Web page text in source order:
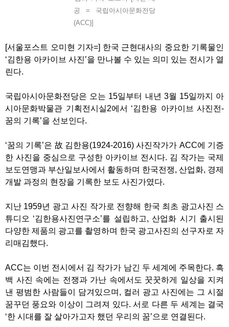
공 = 국립아시아문화전당
(ACC)]
[서울포스트 오미현 기자=] 한국 근현대사의 중요한 기록물인
‘김한용 아카이브 사진’을 만나볼 수 있는 의미 있는 전시가 열
린다.
국립아시아문화전당은 오는 15일부터 내년 3월 15일까지 아
시아문화박물관 기획전시실2에서 ‘김한용 아카이브 사진전-
꿈의 기록’을 선보인다.
‘꿈의 기록’은 故 김한용(1924-2016) 사진작가가 ACC에 기증
한 사진을 중심으로 구성한 아카이브 전시다. 김 작가는 국제
보도연맹과 부산일보사에서 활동하며 한국전쟁, 산업화, 경제
개발 과정의 현장을 기록한 보도 사진가였다.
지난 1959년 광고 사진 작가로 전향해 한국 최초 광고사진 스
튜디오 ‘김한용사진연구소’를 설립하고, 산업화 시기 출시된
다양한 제품의 광고를 촬영하며 한국 광고사진의 선구자로 자
리매김했다.
ACC는 이번 전시에서 김 작가가 남긴 두 세계에 주목한다. 흑
백 사진 속에는 전쟁과 가난 속에서도 꿋꿋하게 일상을 지켜
낸 평범한 사람들이 담겨있으며, 컬러 광고 사진에는 그 시절
꿈꾸던 풍요와 이상이 그려져 있다. 서로 다른 두 세계는 결국
‘한 시대를 잘 살아가고자 했던 우리의 꿈’으로 연결된다.